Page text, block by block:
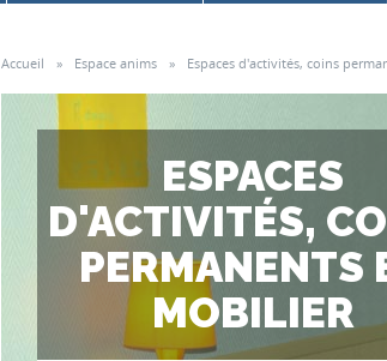
Accueil » Espace anims » Espaces d'activités, coins
ESPACES
D'ACTIVITÉS,
PERMANENTS
MOBILIER